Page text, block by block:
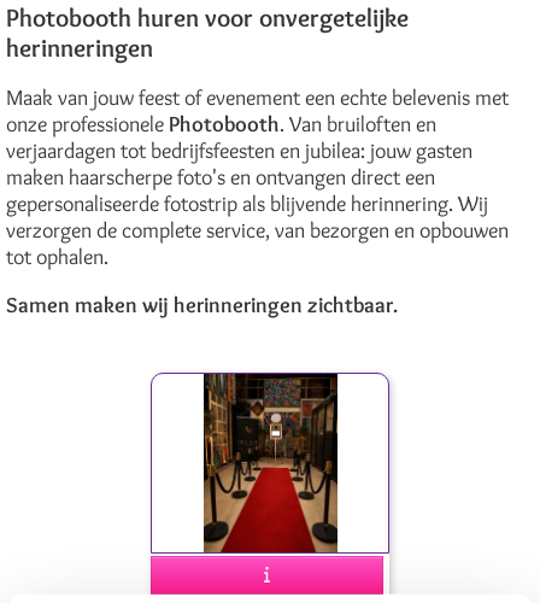
Photobooth huren voor onvergetelijke
herinneringen
Maak van jouw feest of evenement een echte belevenis met
onze professionele Photobooth. Van bruiloften en
verjaardagen tot bedrijfsfeesten en jubilea: jouw gasten
maken haarscherpe foto's en ontvangen direct een
gepersonaliseerde fotostrip als blijvende herinnering. Wij
verzorgen de complete service, van bezorgen en opbouwen
tot ophalen.
Samen maken wij herinneringen zichtbaar.